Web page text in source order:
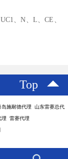
、N、L、CE、
Top
施耐德代理 山东雷赛总代
理 雷赛代理